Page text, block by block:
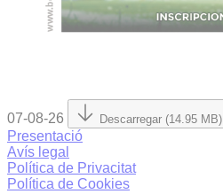
07-08-26 Descarregar (14.95 MB)
Presentació
Avís legal
Política de Privacitat
Política de Cookies